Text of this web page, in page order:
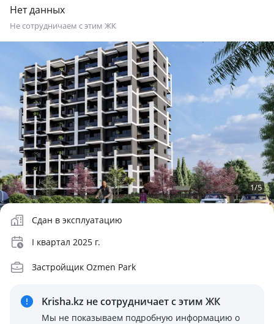
Нет данных
не сотрудничаем с этим ЖК
1/5
Сдан в эксплуатацию
I квартал 2025 г.
Застройщик Ozmen Park
Krisha.kz не сотрудничаетс этим ЖК
Мы не показываем подробную информацию о